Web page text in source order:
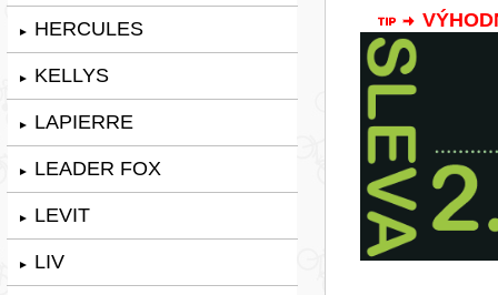
► HERCULES
► KELLYS
► LAPIERRE
► LEADER FOX
► LEVIT
► LIV